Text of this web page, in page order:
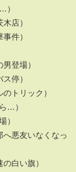
）
店）
件）
登場）
停）
トリック）
…）
）
へ悪友いなくなっ
白い旗）